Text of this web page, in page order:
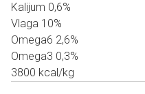
Kalijum 0,6%
Vlaga 10%
Omega6 2,6%
Omega3 0,3%
3800 kcal/kg